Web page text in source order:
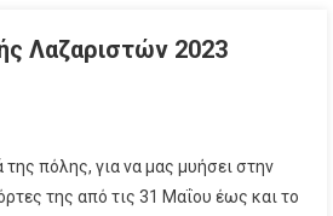
Λαζαριστών 2023
πόλης, για να μας μυήσει στην
της από τις 31 Μαΐου έως και το